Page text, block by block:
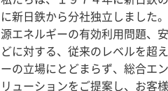
に新日鉄から分社独立しました
源エネルギーの有効利用問題、
どに対する、従来のレベルを超
ーの立場にとどまらず、総合エ
リューションをご提案し、お客